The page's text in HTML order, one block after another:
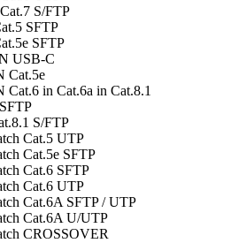
S/FTP
SFTP
SFTP
USB-C
Cat.5e
in Cat.6a in Cat.8.1
S/FTP
Cat.5 UTP
Cat.5e SFTP
Cat.6 SFTP
Cat.6 UTP
Cat.6A SFTP / UTP
Cat.6A U/UTP
CROSSOVER